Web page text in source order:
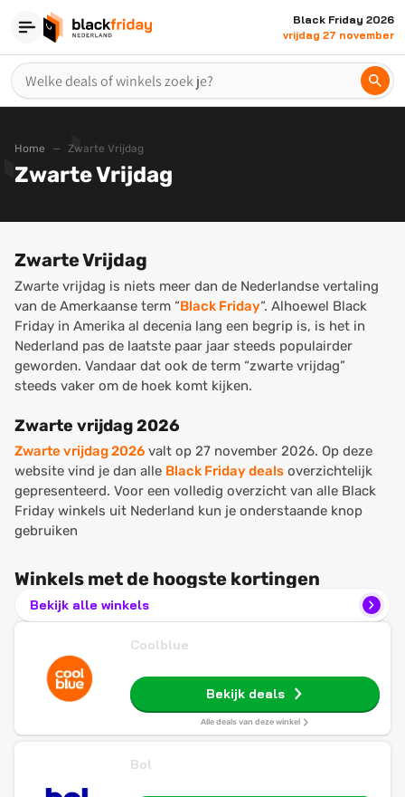
Black Friday 2026
vrijdag 27 november
Home Zwarte Vrijdag
Zwarte Vrijdag
Zwarte Vrijdag
Zwarte vrijdag is niets meer dan de Nederlandse vertaling
van de Amerkaanse term “Black Friday“. Alhoewel Black
Friday in Amerika al decenia lang een begrip is, is het in
Nederland pas de laatste paar jaar steeds populairder
geworden. Vandaar dat ook de term “zwarte vrijdag”
steeds vaker om de hoek komt kijken.
Zwarte vrijdag 2026
Zwarte vrijdag 2026 valt op 27 november 2026. Op deze
website vind je dan alle Black Friday deals overzichtelijk
gepresenteerd. Voor een volledig overzicht van alle Black
Friday winkels uit Nederland kun je onderstaande knop
gebruiken
Winkels met de hoogste kortingen
Bekijk alle winkels
Coolblue
Bekijk deals
Alle deals van deze winkel
Bol